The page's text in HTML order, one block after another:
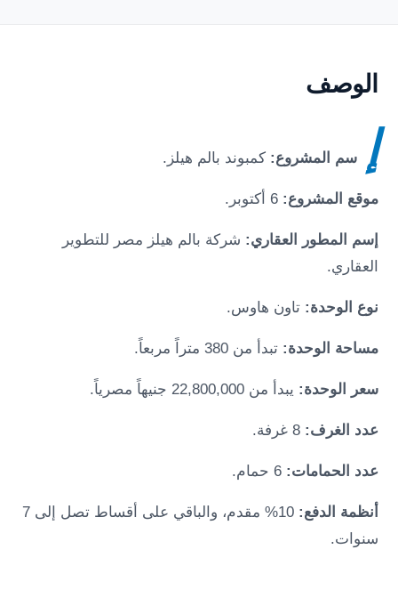
الوصف
إ سم المشروع:كمبوند بالم هيلز .
موقع المشروع:6 أكتوبر .
إسم المطور العقاري: شركة بالم هيلز مصر للتطوير
العقاري.
نوع الوحدة: تاون هاوس.
مساحة الوحدة:تبدأ من 380 متراً مربعاً.
سعر الوحدة: يبدأ من 22,800,000 جنيهاً مصرياً.
عدد الغرف: 8 غرفة.
عدد الحمامات: 6 حمام.
أنظمة الدفع:
10% مقدم، والباقي على أقساط تصل إلى 7
سنوات.